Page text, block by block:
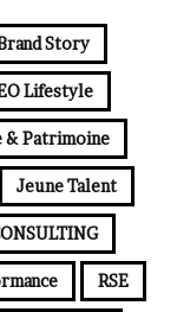
Story
Lifestyle
& Patrimoine
Jeune Talent
RSE